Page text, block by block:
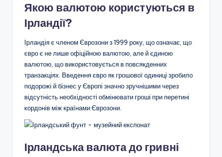
Якою валютою користуються в
Ірландії?
Ірландія є членом Єврозони з 1999 року, що означає, що
євро є не лише офіційною валютою, але й єдиною
валютою, що використовується в повсякденних
транзакціях. Введення євро як грошової одиниці зробило
подорожі й бізнес у Європі значно зручнішими через
відсутність необхідності обмінювати гроші при перетині
кордонів між країнами Єврозони.
Ірландська валюта до гривні